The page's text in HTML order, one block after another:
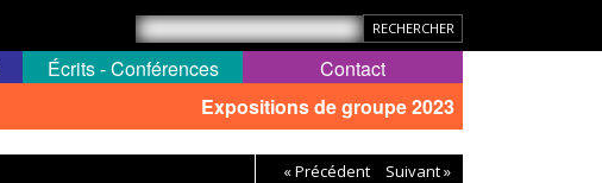
Expositions de groupe 2023
Écrits - Conférences Contact
« Précédent Suivant »